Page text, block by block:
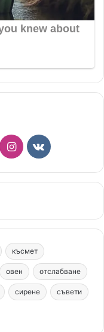
I
n
t
a
g
r
v
k
c
m
късмет
овен отслабване
сирене съвети